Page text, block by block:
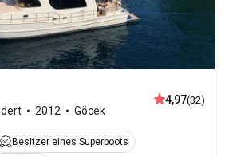
2012 Göcek
4,97(32)
Besitzer eines Superboots